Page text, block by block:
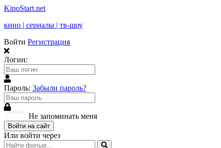
KinoStart.net
кино | сериалы | тв-шоу
Войти Регистрация
Логин:
Пароль: Забыли пароль?
Не запоминать меня
Войти на сайт
Или войти через